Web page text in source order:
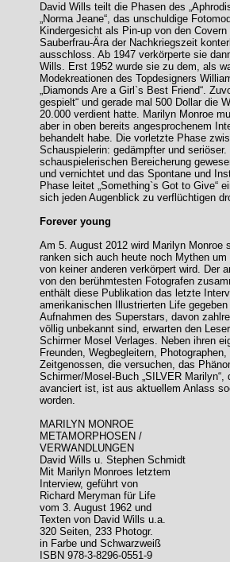
David Wills teilt die Phasen des
„Norma Jeane“, das unschuldige
Kindergesicht als Pin-up von den
Sauberfrau-Ära der Nachkriegszeit
ausschloss. Ab 1947 verkörperte sie
Wills. Erst 1952 wurde sie zu dem, als
Modekreationen des Topdesigners
„Diamonds Are a Girl`s Best Friend“.
gespielt“ und gerade mal 500 Dollar die
20.000 verdient hatte. Marilyn Monroe
aber in oben bereits angesprochenem
behandelt habe. Die vorletzte Phase
Schauspielerin: gedämpfter und
schauspielerischen Bereicherung
und vernichtet und das Spontane und
Phase leitet „Something`s Got to Give“
sich jeden Augenblick zu verflüchtigen
Forever young
Am 5. August 2012 wird Marilyn Monroe
ranken sich auch heute noch Mythen
von keiner anderen verkörpert wird. Der
von den berühmtesten Fotografen
enthält diese Publikation das letzte
amerikanischen Illustrierten Life
Aufnahmen des Superstars, davon
völlig unbekannt sind, erwarten den
Schirmer Mosel Verlages. Neben ihren
Freunden, Wegbegleitern,
Zeitgenossen, die versuchen, das
Schirmer/Mosel-Buch „SILVER
avanciert ist, ist aus aktuellem Anlass
worden.
MARILYN MONROE
METAMORPHOSEN /
VERWANDLUNGEN
David Wills u. Stephen Schmidt
Mit Marilyn Monroes letztem
Interview, geführt von
Richard Meryman für Life
vom 3. August 1962 und
Texten von David Wills u.a.
320 Seiten, 233 Photogr.
in Farbe und Schwarzweiß
ISBN 978-3-8296-0551-9